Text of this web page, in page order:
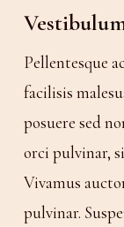
Pellentesque
facilisis
posuere sed
orci pulvinar,
Vivamus
pulvinar.